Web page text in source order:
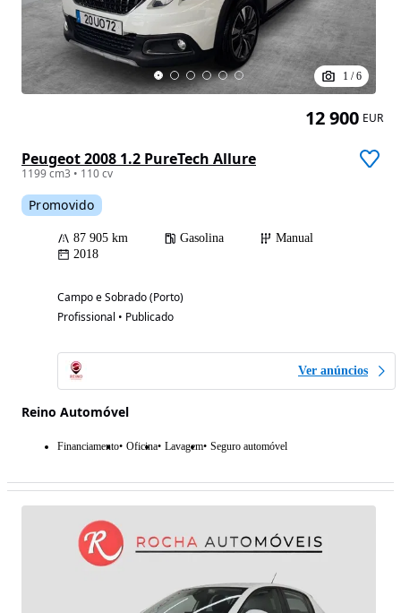
1 /6
Peugeot 2008 1.2 PureTech Allure
1199 cm3 • 110 cv
Promovido
87 905 km Gasolina
Manual
2018
Campo e Sobrado (Porto)
Profissional • Publicado
Ver anúncios
Reino Automóvel
Financiamento Oficina Lavagem Seguro automóvel
12 900 EUR